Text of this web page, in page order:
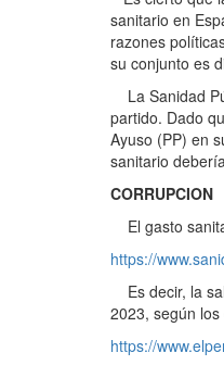
sanitario en
razones
su conjunto es
La Sanidad
partido. Dado
Ayuso (PP) en
sanitario
CORRUPCION
El gasto
https://
Es decir, la
2023, según
https://